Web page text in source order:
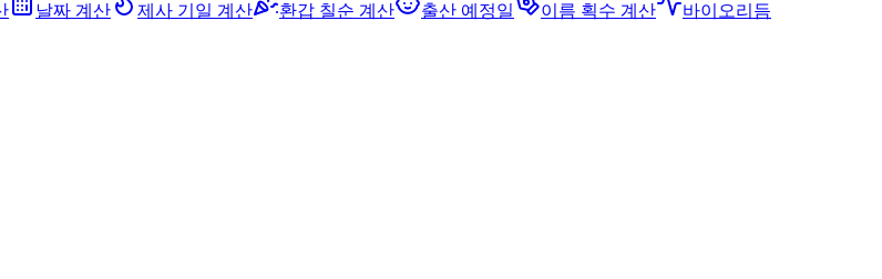
날짜 계산 제사 기일 계산 환갑 칠순 계산 출산 예정일 이름 획수 계산
바이오리듬